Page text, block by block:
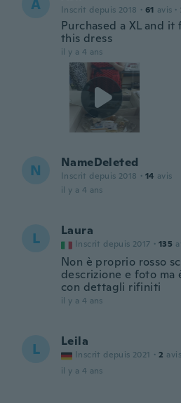
A Inscrit depuis 2018 · 61 avis ·
Purchased a XL and
this dress
il y a 4 ans
N NameDeleted
Inscrit depuis 2018 · 14 avis
il y a 4 ans
L Laura
Inscrit depuis 2017 · 135
Non è proprio rosso
descrizione e foto
con dettagli rifiniti
il y a 4 ans
L Leila
Inscrit depuis 2021 · 2 avis
il y a 4 ans